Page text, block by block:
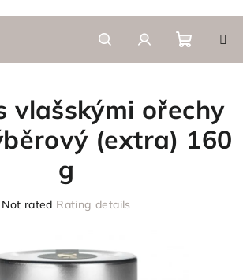
SearchLogin
cart
vlašskými ořechy
(extra) 160
g
Not rated Rating details